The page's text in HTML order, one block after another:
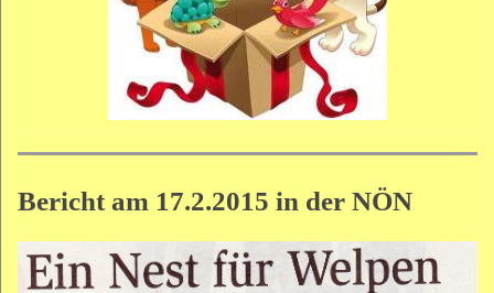
Bericht am 17.2.2015 in der NÖN